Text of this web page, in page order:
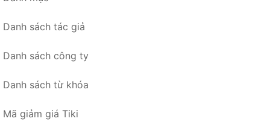
Danh sách tác giả
Danh sách công ty
Danh sách từ khóa
Mã giảm giá Tiki